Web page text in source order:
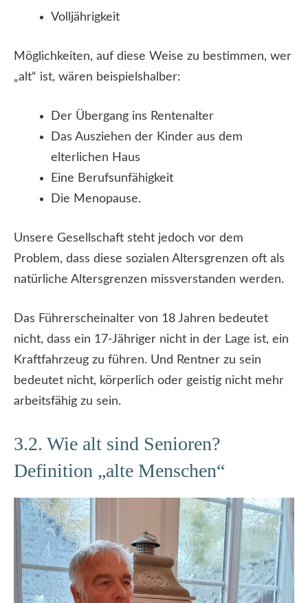
Volljährigkeit
Möglichkeiten, auf diese Weise zu bestimmen, wer
„alt“ ist, wären beispielshalber:
Der Übergang ins Rentenalter
Das Ausziehen der Kinder aus dem
elterlichen Haus
Eine Berufsunfähigkeit
Die Menopause.
Unsere Gesellschaft steht jedoch vor dem
Problem, dass diese sozialen Altersgrenzen oft als
natürliche Altersgrenzen missverstanden werden.
Das Führerscheinalter von 18 Jahren bedeutet
nicht, dass ein 17-Jähriger nicht in der Lage ist, ein
Kraftfahrzeug zu führen. Und Rentner zu sein
bedeutet nicht, körperlich oder geistig nicht mehr
arbeitsfähig zu sein.
3.2. Wie alt sind Senioren?
Definition „alte Menschen“